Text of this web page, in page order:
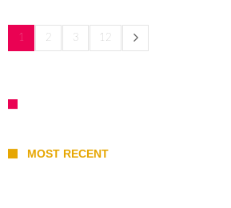
1 2 3 12
MOST RECENT